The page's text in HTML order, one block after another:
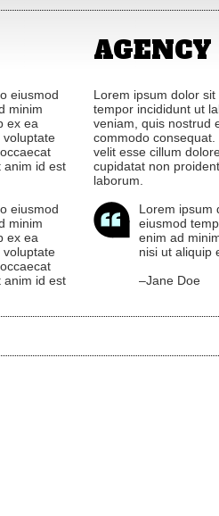
eiusmod
minim
ex ea
voluptate
anim id est
eiusmod
minim
ex ea
voluptate
anim id est
AGENCY
Lorem ipsum dolor
tempor incididunt ut
veniam, quis nostrud
commodo
velit esse cillum
cupidatat non
laborum.
Lorem ipsum
eiusmod
enim ad
nisi ut aliquip
–Jane Doe